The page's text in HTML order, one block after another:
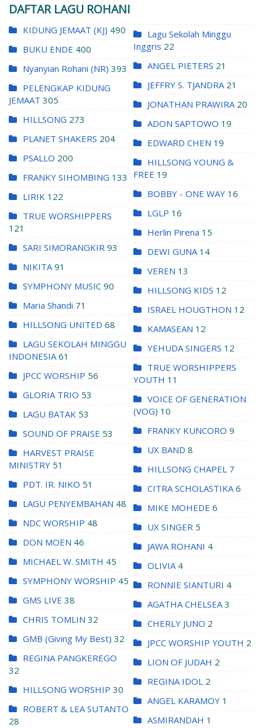
DAFTAR LAGU ROHANI
KIDUNG JEMAAT (KJ) 490
BUKU ENDE 400
Nyanyian Rohani (NR) 393
PELENGKAP KIDUNG
JEMAAT 305
HILLSONG 273
PLANET SHAKERS 204
PSALLO 200
FRANKY SIHOMBING 133
LIRIK 122
TRUE WORSHIPPERS
121
SARI SIMORANGKIR 93
NIKITA 91
SYMPHONY MUSIC 90
Maria Shandi 71
HILLSONG UNITED 68
LAGU SEKOLAH MINGGU
INDONESIA 61
JPCC WORSHIP 56
GLORIA TRIO 53
LAGU BATAK 53
SOUND OF PRAISE 53
HARVEST PRAISE
MINISTRY 51
PDT. IR. NIKO 51
LAGU PENYEMBAHAN 48
NDC WORSHIP 48
DON MOEN 46
MICHAEL W. SMITH 45
SYMPHONY WORSHIP 45
GMS LIVE 38
CHRIS TOMLIN 32
GMB (Giving My Best) 32
REGINA PANGKEREGO
32
HILLSONG WORSHIP 30
ROBERT & LEA SUTANTO
28
Lagu Sekolah Minggu
Inggris 22
ANGEL PIETERS 21
JEFFRY S. TJANDRA 21
JONATHAN PRAWIRA 20
ADON SAPTOWO 19
EDWARD CHEN 19
HILLSONG YOUNG &
FREE 19
BOBBY - ONE WAY 16
LGLP 16
Herlin Pirena 15
DEWI GUNA 14
VEREN 13
HILLSONG KIDS 12
ISRAEL HOUGTHON 12
KAMASEAN 12
YEHUDA SINGERS 12
TRUE WORSHIPPERS
YOUTH 11
VOICE OF GENERATION
(VOG) 10
FRANKY KUNCORO 9
UX BAND 8
HILLSONG CHAPEL 7
CITRA SCHOLASTIKA 6
MIKE MOHEDE 6
UX SINGER 5
JAWA ROHANI 4
OLIVIA 4
RONNIE SIANTURI 4
AGATHA CHELSEA 3
CHERLY JUNO 2
JPCC WORSHIP YOUTH 2
LION OF JUDAH 2
REGINA IDOL 2
ANGEL KARAMOY 1
ASMIRANDAH 1